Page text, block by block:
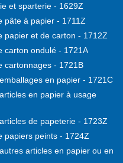
et sparterie - 1629Z
pâte à papier - 1711Z
papier et de carton - 1712Z
carton ondulé - 1721A
cartonnages - 1721B
en papier - 1721C
en papier à usage
de papeterie - 1723Z
papiers peints - 1724Z
articles en papier ou en